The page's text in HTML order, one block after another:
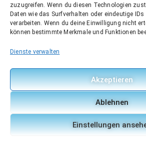
zuzugreifen. Wenn du diesen Technologien
Daten wie das Surfverhalten oder eindeutige
verarbeiten. Wenn du deine Einwilligung nicht
können bestimmte Merkmale und Funktionen
Dienste verwalten
Akzeptieren
Ablehnen
Einstellungen